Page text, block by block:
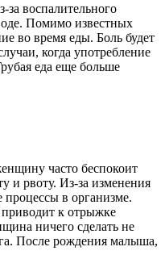
воспалительного
Помимо известных
во время еды. Боль будет
когда употребление
еда еще больше
часто беспокоит
и рвоту. Из-за изменения
в организме.
к отрыжке
ничего сделать не
После рождения малыша,